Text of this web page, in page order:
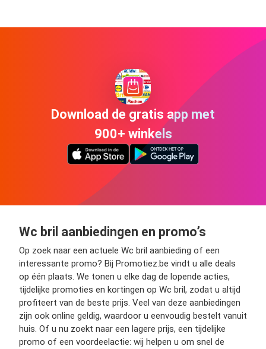
Download de gratis app met
900+ winkels
Wc bril aanbiedingen en promo’s
Op zoek naar een actuele Wc bril aanbieding of een
interessante promo? Bij Promotiez.be vindt u alle deals
op één plaats. We tonen u elke dag de lopende acties,
tijdelijke promoties en kortingen op Wc bril, zodat u altijd
profiteert van de beste prijs. Veel van deze aanbiedingen
zijn ook online geldig, waardoor u eenvoudig bestelt vanuit
huis. Of u nu zoekt naar een lagere prijs, een tijdelijke
promo of een voordeelactie: wij helpen u om snel de